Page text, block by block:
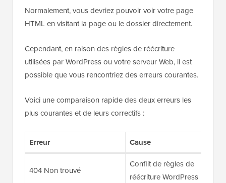
Normalement, vous devriez pouvoir voir votre page
HTML en visitant la page ou le dossier directement.
Cependant, en raison des règles de réécriture
utilisées par WordPress ou votre serveur Web, il est
possible que vous rencontriez des erreurs courantes.
Voici une comparaison rapide des deux erreurs les
plus courantes et de leurs correctifs :
Erreur Cause
404 Non trouvé
Conflit de règles de
réécriture WordPress